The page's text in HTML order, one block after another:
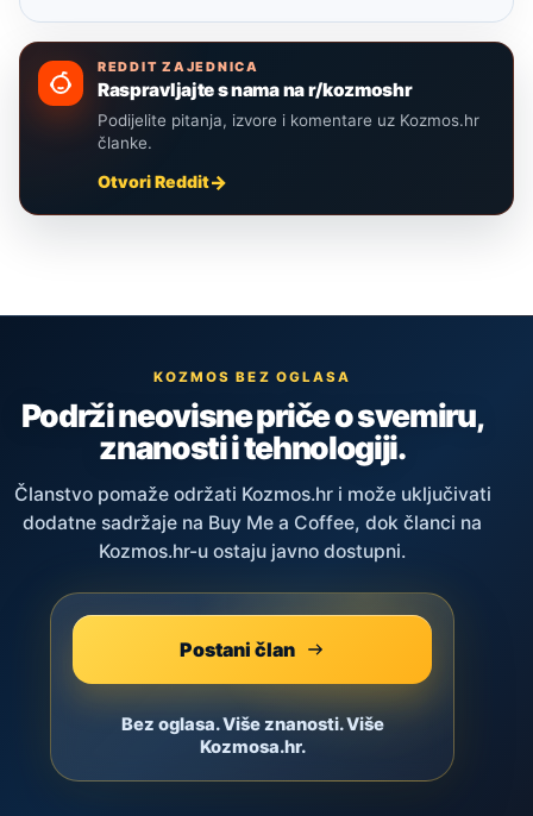
REDDIT ZAJEDNICA
Raspravljajte s nama na r/kozmoshr
Podijelite pitanja, izvore i komentare uz Kozmos.hr
članke.
Otvori Reddit
KOZMOS BEZ OGLASA
Podrži neovisne priče o svemiru,
znanosti i tehnologiji.
Članstvo pomaže održati Kozmos.hr i može uključivati
dodatne sadržaje na Buy Me a Coffee, dok članci na
Kozmos.hr-u ostaju javno dostupni.
Postani član
Bez oglasa. Više znanosti. Više
Kozmosa.hr.